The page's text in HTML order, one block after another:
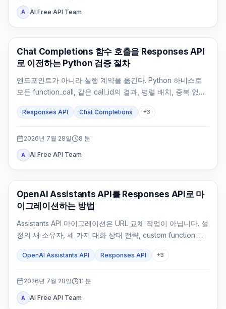
A AI Free API Team
API 가이드
Chat Completions 함수 호출을 Responses API
로 이전하는 Python 검증 절차
엔드포인트가 아니라 실행 계약을 옮긴다. Python 하네스로
모든 function_call, 같은 call_id의 결과, 병렬 배치, 중복 없는
Responses API Chat Completions +3
2026년 7월 28일 8 분
A AI Free API Team
API 가이드
OpenAI Assistants API를 Responses API로 마
이그레이션하는 방법
Assistants API 마이그레이션은 URL 교체 작업이 아닙니다. 설
정의 새 소유자, 세 가지 대화 상태 전략, custom function 실
먼저 정해야 합니다.
OpenAI Assistants API Responses API +3
2026년 7월 28일 11 분
A AI Free API Team